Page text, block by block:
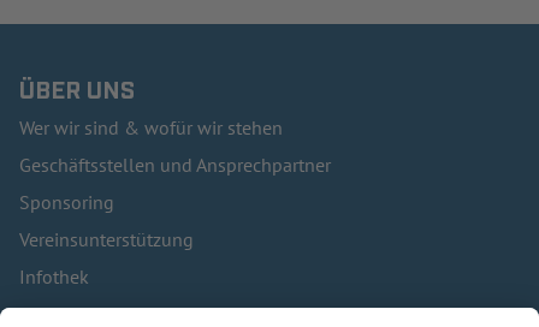
ÜBER UNS
Wer wir sind & wofür wir stehen
Geschäftsstellen und Ansprechpartner
Sponsoring
Vereinsunterstützung
Infothek
Kontakt